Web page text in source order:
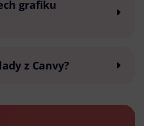
grafiku
z Canvy?